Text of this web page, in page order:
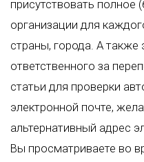
присутствовать полное
организации для
страны, города. А также
ответственного за
статьи для проверки
электронной почте,
альтернативный адрес
Вы просматриваете во